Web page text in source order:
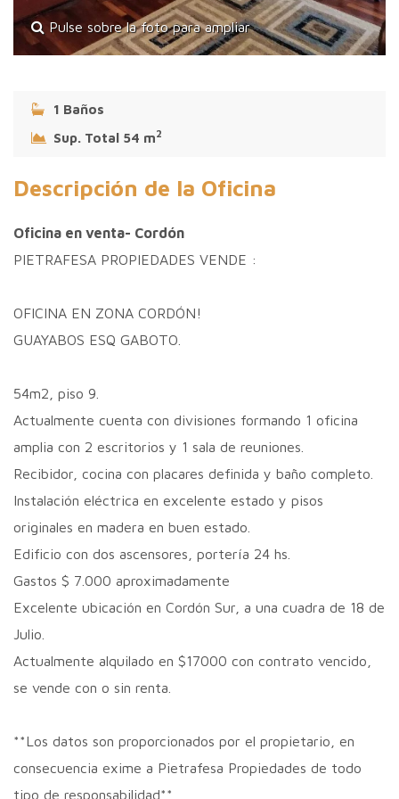
Pulse sobre la foto para ampliar
1 Baños
Sup. Total 54 m2
Descripción de la Oficina
Oficina en venta- Cordón
PIETRAFESA PROPIEDADES VENDE :
OFICINA EN ZONA CORDÓN!
GUAYABOS ESQ GABOTO.
54m2, piso 9.
Actualmente cuenta con divisiones formando 1 oficina
amplia con 2 escritorios y 1 sala de reuniones.
Recibidor, cocina con placares definida y baño completo.
Instalación eléctrica en excelente estado y pisos
originales en madera en buen estado.
Edificio con dos ascensores, portería 24 hs.
Gastos $ 7.000 aproximadamente
Excelente ubicación en Cordón Sur, a una cuadra de 18 de
Julio.
Actualmente alquilado en $17000 con contrato vencido,
se vende con o sin renta.
**Los datos son proporcionados por el propietario, en
consecuencia exime a Pietrafesa Propiedades de todo
tipo de responsabilidad**